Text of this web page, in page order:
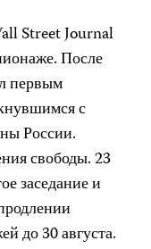
Street Journal
После
первым
с
России.
свободы. 23
заседание и
до 30 августа.